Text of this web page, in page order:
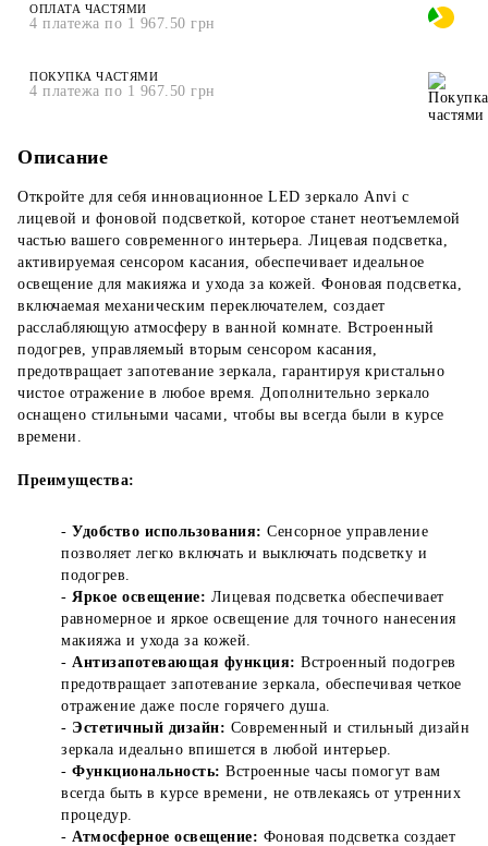
ОПЛАТА ЧАСТЯМИ
4 платежа по 1 967.50 грн
ПОКУПКА ЧАСТЯМИ
4 платежа по 1 967.50 грн
Описание
Откройте для себя инновационное LED зеркало Anvi с
лицевой и фоновой подсветкой, которое станет неотъемлемой
частью вашего современного интерьера. Лицевая подсветка,
активируемая сенсором касания, обеспечивает идеальное
освещение для макияжа и ухода за кожей. Фоновая подсветка,
включаемая механическим переключателем, создает
расслабляющую атмосферу в ванной комнате. Встроенный
подогрев, управляемый вторым сенсором касания,
предотвращает запотевание зеркала, гарантируя кристально
чистое отражение в любое время. Дополнительно зеркало
оснащено стильными часами, чтобы вы всегда были в курсе
времени.
Преимущества:
- Удобство использования: Сенсорное управление
позволяет легко включать и выключать подсветку и
подогрев.
- Яркое освещение: Лицевая подсветка обеспечивает
равномерное и яркое освещение для точного нанесения
макияжа и ухода за кожей.
- Антизапотевающая функция: Встроенный подогрев
предотвращает запотевание зеркала, обеспечивая четкое
отражение даже после горячего душа.
- Эстетичный дизайн: Современный и стильный дизайн
зеркала идеально впишется в любой интерьер.
- Функциональность: Встроенные часы помогут вам
всегда быть в курсе времени, не отвлекаясь от утренних
процедур.
- Атмосферное освещение: Фоновая подсветка создает